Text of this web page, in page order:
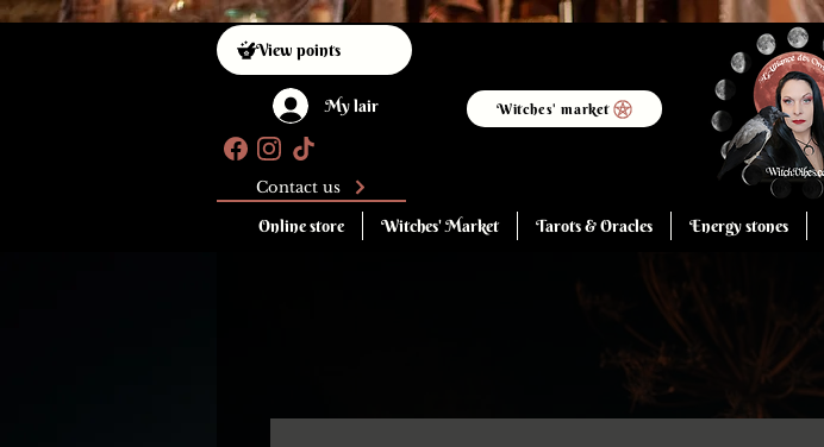
View points
My lair
Contact us
Witches' market
Online store Witches' Market Tarots & Oracles Energy stones